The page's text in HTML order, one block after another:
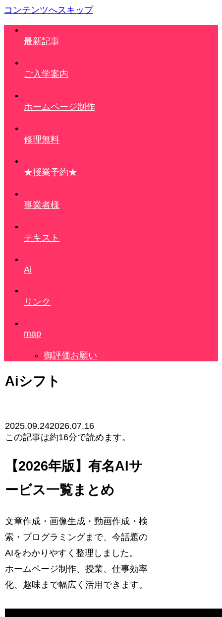
コンテンツへスキップ
最新記事
ご入学案内
ホームページ制作
修理無料
★授業予約★
事業者様
テキスト
Ai
リンク
map
御評価お願い
Aiシフト
2025.09.242026.07.16
この記事は約16分で読めます。
【2026年版】有名AIサ
ービス一覧まとめ
文章作成・画像生成・動画作成・検
索・プログラミングまで、今話題の
AIをわかりやすく整理しました。
ホームページ制作、授業、仕事効率
化、趣味まで幅広く活用できます。